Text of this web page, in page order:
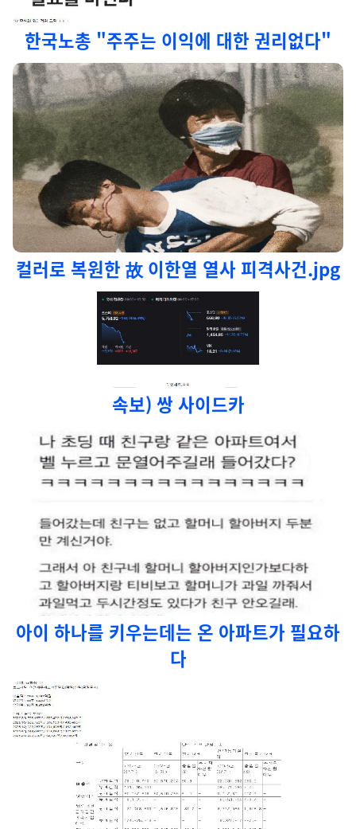
한국노총 "주주는 이익에 대한 권리없다"
컬러로 복원한 故 이한열 열사 피격사건.jpg
속보) 쌍 사이드카
아이 하나를 키우는데는 온 아파트가 필요하
다